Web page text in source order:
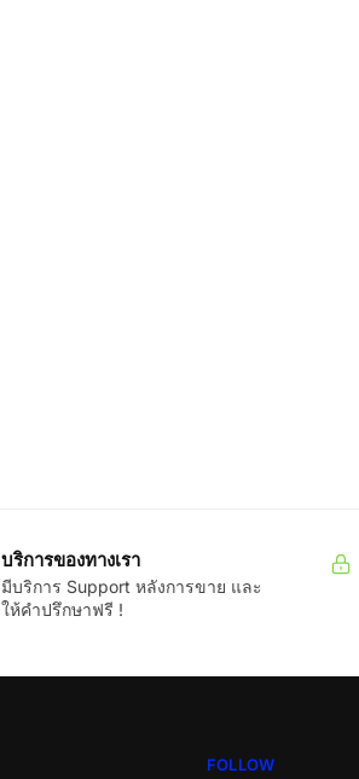
บริการของทางเรา
มีบริการ Support หลังการขาย และ
ให้คำปรึกษาฟรี !
FOLLOW